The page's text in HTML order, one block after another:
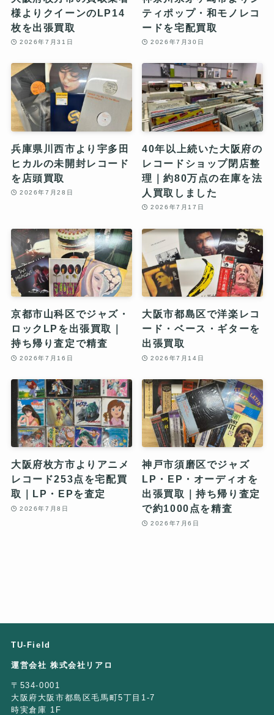
様よりクイーンのLP14
枚を出張買取
2026年7月31日
ティポップ・和モノレコ
ードを宅配買取
2026年7月30日
兵庫県川西市より宇多田
ヒカルの未開封レコード
を店頭買取
2026年7月28日
40年以上続いた大阪府の
レコードショップ閉店整
理｜約80万点の在庫を法
人買取しました
2026年7月17日
京都市山科区でジャズ・
ロックLPを出張買取｜
持ち帰り査定で精査
2026年7月16日
大阪市都島区で洋楽レコ
ード・ベース・ギターを
出張買取
2026年7月14日
大阪府枚方市よりアニメ
レコード253点を宅配買
取｜LP・EPを査定
2026年7月8日
神戸市須磨区でジャズ
LP・EP・オーディオを
出張買取｜持ち帰り査定
で約1000点を精査
2026年7月6日
TU-Field
運営会社 株式会社リアロ
〒534-0001
大阪府大阪市都島区毛馬町5丁目1-7
時実倉庫 1F